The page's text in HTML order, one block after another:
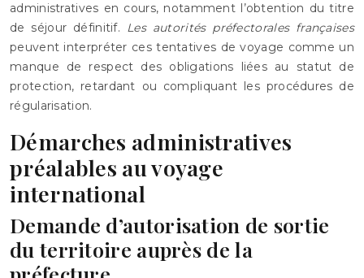
administratives en cours, notamment l’obtention du titre
de séjour définitif. Les autorités préfectorales françaises
peuvent interpréter ces tentatives de voyage comme un
manque de respect des obligations liées au statut de
protection, retardant ou compliquant les procédures de
régularisation.
Démarches administratives
préalables au voyage
international
Demande d’autorisation de sortie
du territoire auprès de la